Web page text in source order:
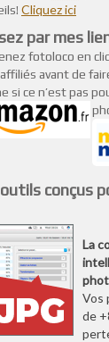
Cliquez ici
par mes
fotoloco en
avant de
si ce n’est pas
conçus
La
Vos
de